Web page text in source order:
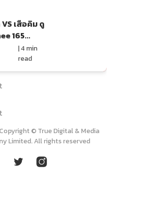
เสือคิม ดู
165
|4min
read
Copyright © True Digital & Media
Limited. All rights reserved